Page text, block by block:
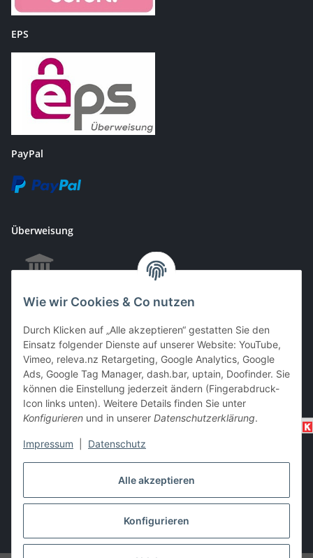
Alle akzeptieren
Konfigurieren
Wie wir Cookies & Co nutzen
Durch Klicken auf „Alle akzeptieren“ gestatten Sie den
Einsatz folgender Dienste auf unserer Website: YouTube,
Vimeo, releva.nz Retargeting, Google Analytics, Google
Ads, Google Tag Manager, dash.bar, uptain, Doofinder. Sie
können die Einstellung jederzeit ändern (Fingerabdruck-
Icon links unten). Weitere Details finden Sie unter
Konfigurieren und in unserer Datenschutzerklärung.
Impressum Datenschutz
EPS
PayPal
Überweisung
EC & Kreditkartenzahlung bei Abholung
Barzahlung bei Abholung
Vertrag widerrufen
* Alle Preise inkl. gesetzlicher USt., zzgl.Versand